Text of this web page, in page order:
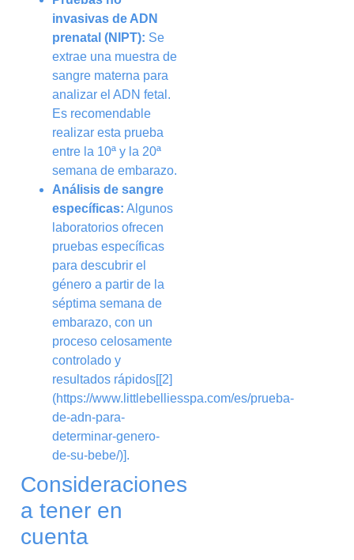
invasivas de ADN
prenatal (NIPT): Se
extrae una muestra de
sangre materna para
analizar el ADN fetal.
Es recomendable
realizar esta prueba
entre la 10ª y la 20ª
semana de embarazo.
Análisis de sangre
específicas: Algunos
laboratorios ofrecen
pruebas específicas
para descubrir el
género a partir de la
séptima semana de
embarazo, con un
proceso celosamente
controlado y
resultados rápidos[[2]
(https://www.littlebelliesspa.com/es/prueba-
de-adn-para-
determinar-genero-
de-su-bebe/)].
Consideraciones
a tener en
cuenta